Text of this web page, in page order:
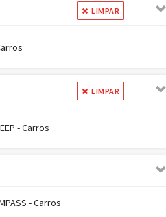
LIMPAR
LIMPAR
- Carros
- Carros